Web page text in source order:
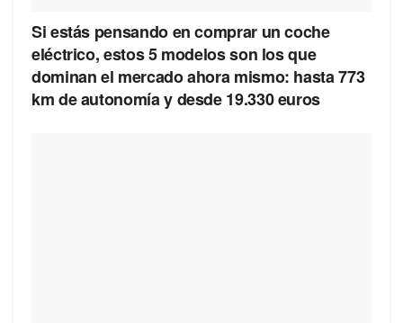
Si estás pensando en comprar un coche
eléctrico, estos 5 modelos son los que
dominan el mercado ahora mismo: hasta 773
km de autonomía y desde 19.330 euros